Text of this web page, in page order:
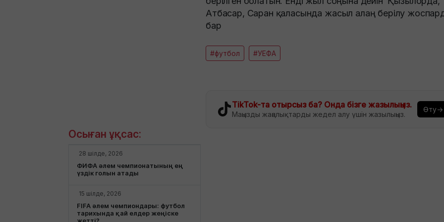
Атбасар, Саран қаласында жасыл алаң берілу
бар
#футбол #УЕФА
TikTok-та отырсыз ба? Онда бізге жазылыңыз.
Маңызды жаңалықтарды жедел алу үшін жазылыңыз.
Өту→
Осыған ұқсас:
28 шілде, 2026
ФИФА әлем чемпионатының ең
үздік голын атады
15 шілде, 2026
FIFA әлем чемпиондары: футбол
тарихында қай елдер жеңіске